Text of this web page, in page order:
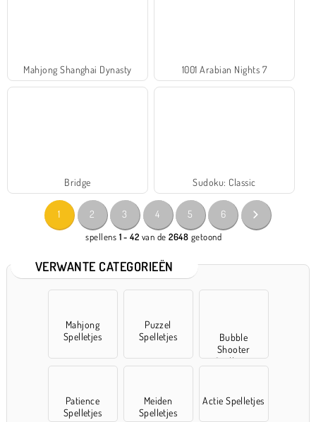
Mahjong Shanghai Dynasty 1001 Arabian Nights 7
Bridge Sudoku: Classic
1 2 3 4 5 6
spellens 1 - 42 van de2648 getoond
VERWANTE CATEGORIEËN
Mahjong
Spelletjes
Puzzel
Spelletjes
Bubble
Shooter
Spelletjes
Patience
Spelletjes
Meiden
Spelletjes
Actie Spelletjes